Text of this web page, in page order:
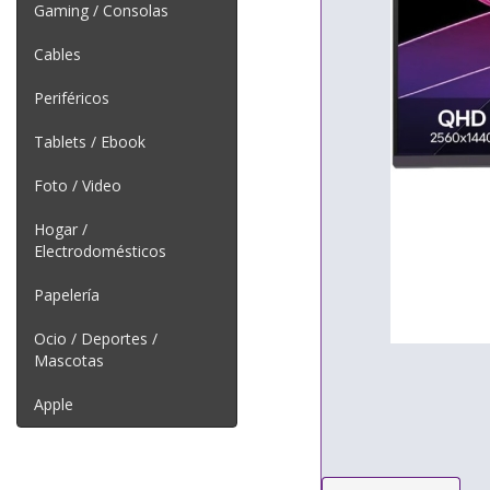
Gaming / Consolas
Cables
Periféricos
Tablets / Ebook
Foto / Video
Hogar /
Electrodomésticos
Papelería
Ocio / Deportes /
Mascotas
Apple